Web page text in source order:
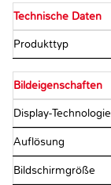
Technische Daten
Produkttyp
Bildeigenschaften
Display-Technologie
Auflösung
Bildschirmgröße